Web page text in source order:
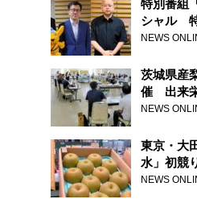
特別番組
シャル
害者・加
NEWS
茨城県産
催 出来
NEWS
東京・大
水」初競
NEWS